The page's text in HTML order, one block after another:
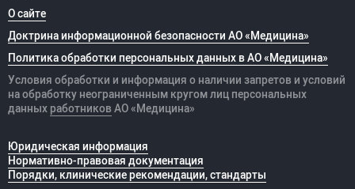
О сайте
Доктрина информационной безопасности АО «Медицина»
Политика обработки персональных данных в АО «Медицина»
Условия обработки и информация о наличии запретов и условий
на обработку неограниченным кругом лиц персональных
данных работников АО «Медицина»
Юридическая информация
Нормативно-правовая документация
Порядки, клинические рекомендации, стандарты